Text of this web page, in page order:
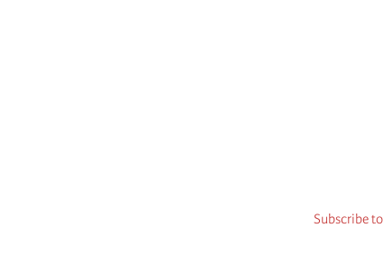
Subscribe to